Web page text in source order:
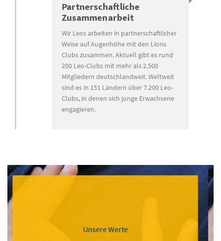
Partnerschaftliche
Zusammenarbeit
Wir Leos arbeiten in partnerschaftlicher
Weise auf Augenhöhe mit den Lions
Clubs zusammen. Aktuell gibt es rund
200 Leo-Clubs mit mehr als 2.500
Mitgliedern deutschlandweit. Weltweit
sind es in 151 Ländern über 7.200 Leo-
Clubs, in denen sich junge Erwachsene
engagieren.
Unsere